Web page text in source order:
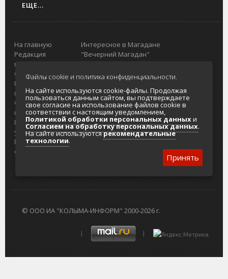
ЕЩЕ...
На главную
Редакция
портала
О проекте
Реклама на
портале
Отзывы и
предложения
Интернет-
услуги
Разработка
сайтов
Интересное в Магадане
"Вечерний Магадан"
Городская доска объявлений
Реклама
Главный туристический портал
Колымы
Политика в отношении обработки
персональных данных
Согласие на обработку персональных
данных
© ООО ИА "КОЛЫМА-ИНФОРМ" 2000-2026 г.
Файлы cookie и политика конфиденциальности.
На сайте используются cookie-файлы. Продолжая
пользоваться данным сайтом, вы подтверждаете
свое согласие на использование файлов cookie в
соответствии с настоящим уведомлением,
Политикой обработки персональных данныхи
Согласием на обработку персональных данных.
На сайте используютсярекомендательные
технологии.
Принять